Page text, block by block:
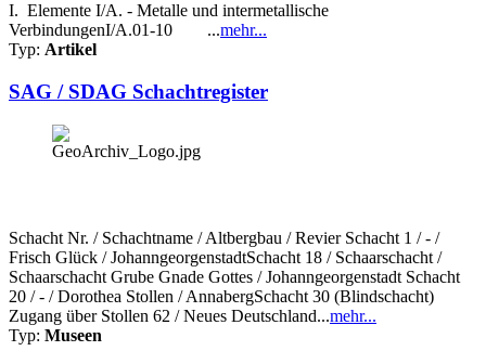
I. Elemente I/A. - Metalle und intermetallische
VerbindungenI/A.01-10 ...mehr...
Typ: Artikel
SAG / SDAG Schachtregister
Schacht Nr. / Schachtname / Altbergbau / Revier Schacht 1 / - /
Frisch Glück / JohanngeorgenstadtSchacht 18 / Schaarschacht /
Schaarschacht Grube Gnade Gottes / Johanngeorgenstadt Schacht
20 / - / Dorothea Stollen / AnnabergSchacht 30 (Blindschacht)
Zugang über Stollen 62 / Neues Deutschland...mehr...
Typ: Museen